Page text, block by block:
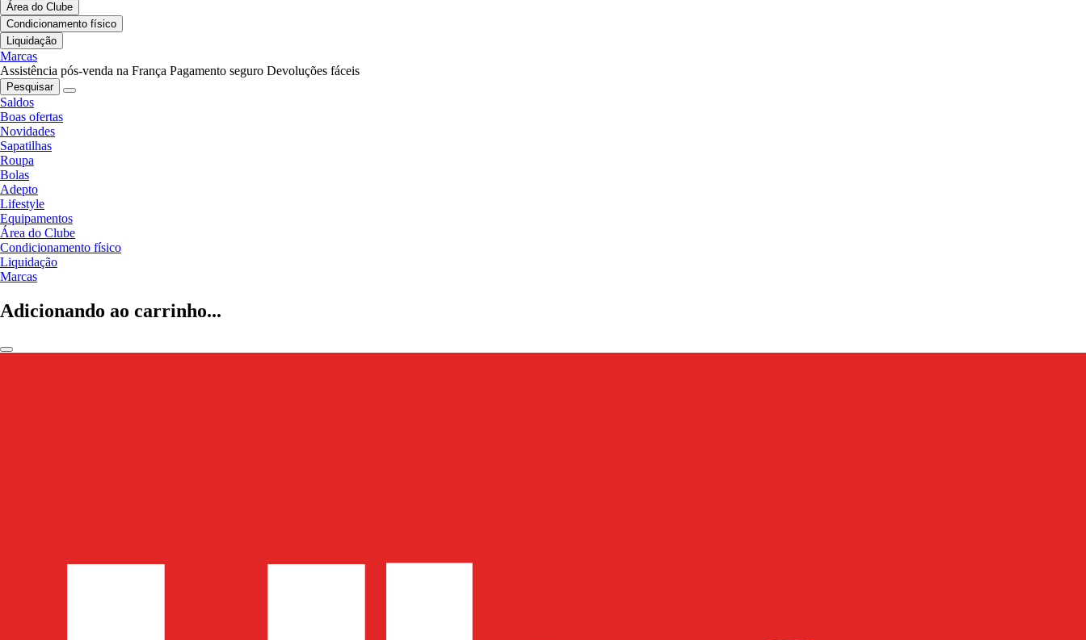
Área do Clube
Condicionamento físico
Liquidação
Marcas
Assistência pós-venda na França Pagamento seguro Devoluções fáceis
Pesquisar
Saldos
Boas ofertas
Novidades
Sapatilhas
Roupa
Bolas
Adepto
Lifestyle
Equipamentos
Área do Clube
Condicionamento físico
Liquidação
Marcas
Adicionando ao carrinho...